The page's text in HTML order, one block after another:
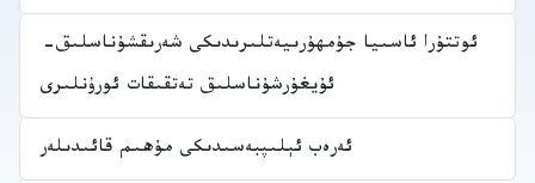
ئوتتۇرا ئاسىيا جۇمھۇرىيەتلىرىدىكى شەرىقشۇناسلىق-
ئۇيغۇرشۇناسلىق تەتقىقات ئورۇنلىرى
ئەرەب ئېلىپبەسىدىكى مۇھىم قائىدىلەر